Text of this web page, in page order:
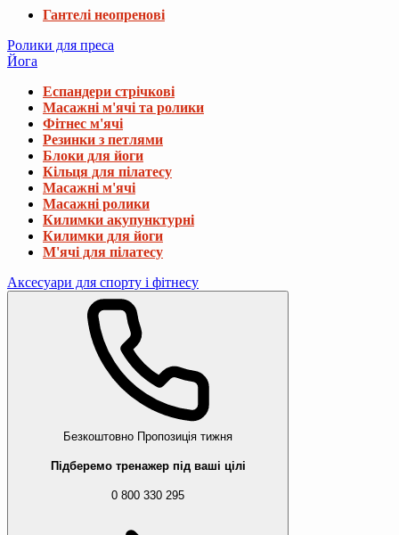
Гантелі неопренові
Ролики для преса
Йога
Еспандери стрічкові
Масажні м'ячі та ролики
Фітнес м'ячі
Резинки з петлями
Блоки для йоги
Кільця для пілатесу
Масажні м'ячі
Масажні ролики
Килимки акупунктурні
Килимки для йоги
М'ячі для пілатесу
Аксесуари для спорту і фітнесу
Безкоштовно Пропозиція тижня
Підберемо тренажер під ваші цілі
0 800 330 295